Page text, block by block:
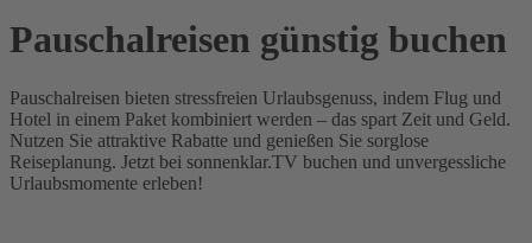
Pauschalreisen günstig buchen
Pauschalreisen bieten stressfreien Urlaubsgenuss, indem Flug und
Hotel in einem Paket kombiniert werden – das spart Zeit und Geld.
Nutzen Sie attraktive Rabatte und genießen Sie sorglose
Reiseplanung. Jetzt bei sonnenklar.TV buchen und unvergessliche
Urlaubsmomente erleben!